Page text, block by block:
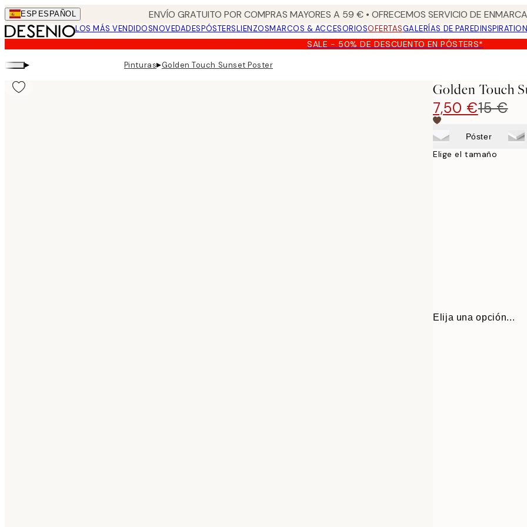
Skip
to
main
content.
ESP ESPAÑOL ENVÍO GRATUITO POR COMPRAS MAYORES A 59 € • OFRECEMOS SERVICIO DE
LOS MÁS VENDIDOSNOVEDADESPÓSTERSLIENZOSMARCOS & ACCESORIOSOFERTASGALERÍAS DE PARED
SALE - 50% DE DESCUENTO EN PÓSTERS*
▸ Pinturas▸Golden Touch Sunset Poster
Golden Touch
7,50 €15 €
Póster
Elige el tamaño
Elija una opción...